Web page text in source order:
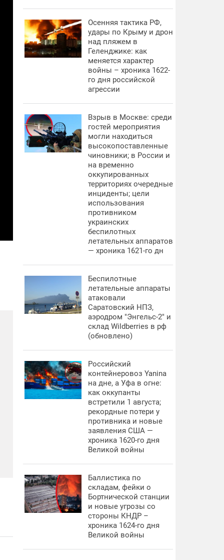
Осенняя тактика РФ,
удары по Крыму и дрон
над пляжем в
Геленджике: как
меняется характер
войны – хроника 1622-
го дня российской
агрессии
Взрыв в Москве: среди
гостей мероприятия
могли находиться
высокопоставленные
чиновники; в России и
на временно
оккупированных
территориях очередные
инциденты; цели
использования
противником
украинских
беспилотных
летательных аппаратов
— хроника 1621-го дн
Беспилотные
летательные аппараты
атаковали
Саратовский НПЗ,
аэродром "Энгельс-2" и
склад Wildberries в рф
(обновлено)
Российский
контейнеровоз Yanina
на дне, а Уфа в огне:
как оккупанты
встретили 1 августа;
рекордные потери у
противника и новые
заявления США —
хроника 1620-го дня
Великой войны
Баллистика по
складам, фейки о
Бортнической станции
и новые угрозы со
стороны КНДР –
хроника 1624-го дня
Великой войны